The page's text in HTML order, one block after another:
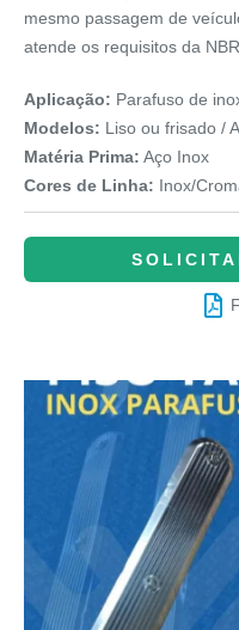
mesmo passagem de
atende os requisitos da
Aplicação: Parafuso de
Modelos: Liso ou frisado /
Matéria Prima: Aço Inox
Cores de Linha: Inox/